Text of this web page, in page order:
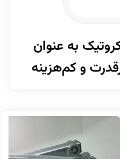
به عنوان
و کم‌هزینه